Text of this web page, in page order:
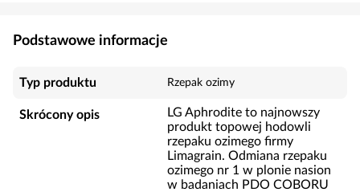
Podstawowe informacje
Typ produktu Rzepak ozimy
Skrócony opis
LG Aphrodite to najnowszy
produkt topowej hodowli
rzepaku ozimego firmy
Limagrain. Odmiana rzepaku
ozimego nr 1 w plonie nasion
w badaniach PDO COBORU